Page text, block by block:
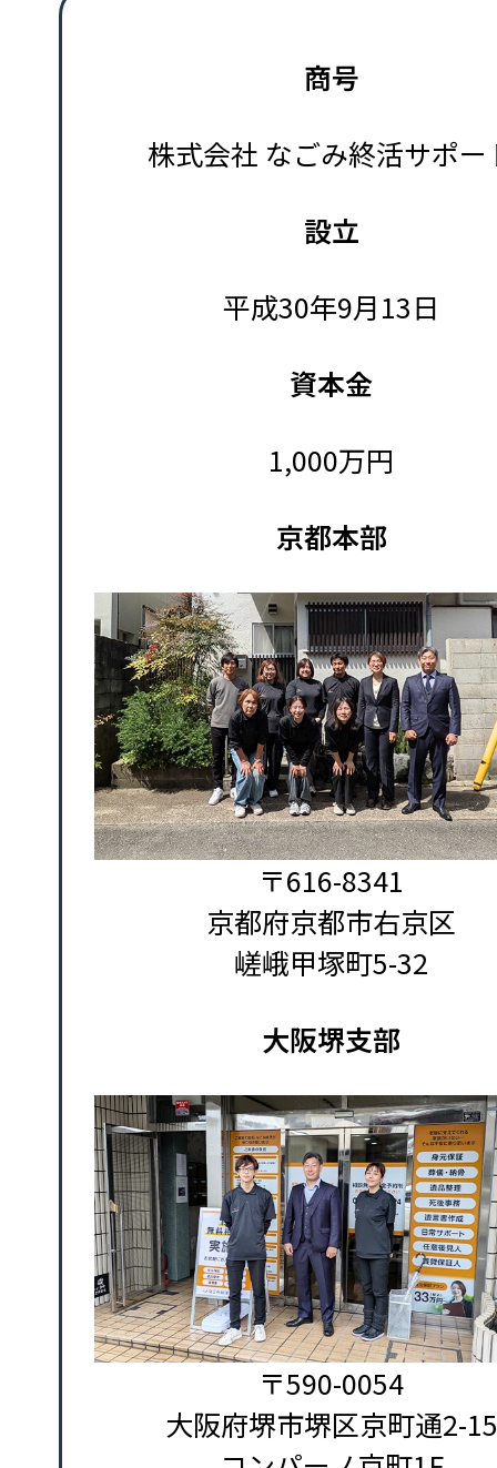
商号
株式会社 なごみ終活サポー
設立
平成30年9月13日
資本金
1,000万円
京都本部
〒616-8341
京都府京都市右京区
嵯峨甲塚町5-32
大阪堺支部
〒590-0054
大阪府堺市堺区京町通2-15